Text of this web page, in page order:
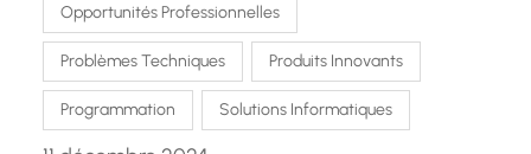
Opportunités Professionnelles
Problèmes Techniques Produits Innovants
Programmation Solutions Informatiques